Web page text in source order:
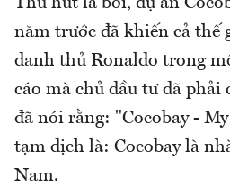
năm trước đã khiến cả thế
danh thủ Ronaldo trong
cáo mà chủ đầu tư đã
đã nói rằng: "Cocobay -
tạm dịch là: Cocobay là
Nam.